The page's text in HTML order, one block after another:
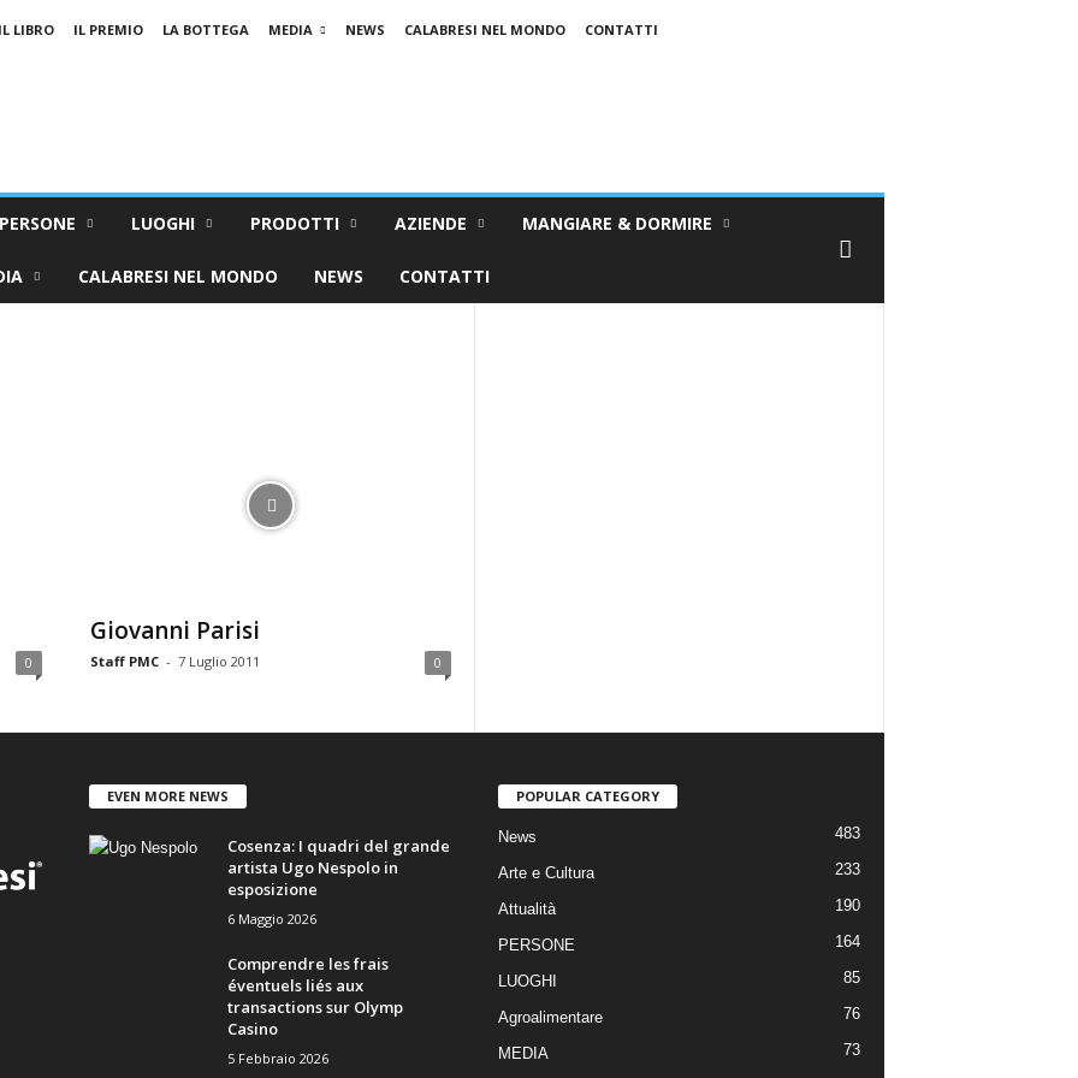
IL LIBRO IL PREMIO LA BOTTEGA MEDIA NEWS CALABRESI NEL MONDO
CONTATTI
PERSONE LUOGHI PRODOTTI AZIENDE MANGIARE & DORMIRE
CALABRESI NEL MONDO NEWS CONTATTI
0
Giovanni Parisi
Staff PMC - 7 Luglio 2011 0
EVEN MORE NEWS
Cosenza: I quadri del grande
artista Ugo Nespolo in
esposizione
6 Maggio 2026
Comprendre les frais
éventuels liés aux
transactions sur Olymp
Casino
5 Febbraio 2026
POPULAR CATEGORY
News 483
Arte e Cultura 233
Attualità 190
PERSONE 164
LUOGHI 85
Agroalimentare 76
MEDIA 73